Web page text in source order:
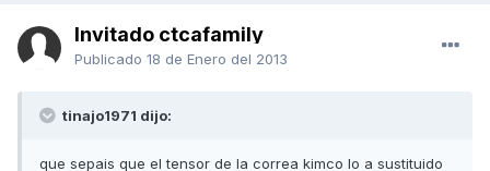
Invitado ctcafamily
Publicado 18 de Enero del 2013
tinajo1971 dijo:
que sepais que el tensor de la correa kimco lo a sustituido